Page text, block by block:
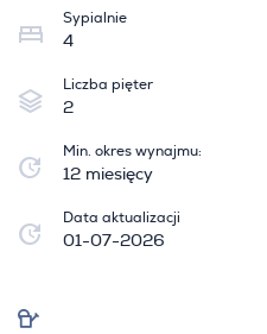
Sypialnie
4
Liczba pięter
2
Min. okres wynajmu:
12 miesięcy
Data aktualizacji
01-07-2026